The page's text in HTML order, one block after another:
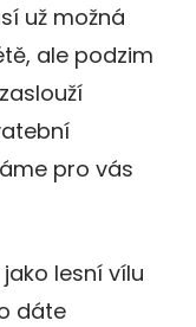
už možná
ale podzim
pro vás
lesní vílu
dáte